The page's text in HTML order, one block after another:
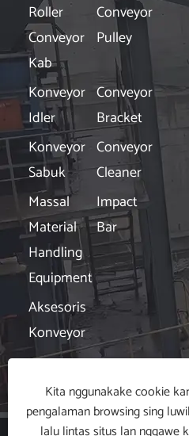
Roller
Conveyor
Kab
Conveyor
Pulley
Konveyor
Idler
Conveyor
Bracket
Konveyor
Sabuk
Conveyor
Cleaner
Massal
Material
Handling
Equipment
Impact
Bar
Aksesoris
Konveyor
Hak Cipta © 2024 Hubei Xin
Kita nggunakake cookie
pengalaman browsing sing
lalu lintas situs lan nggawe